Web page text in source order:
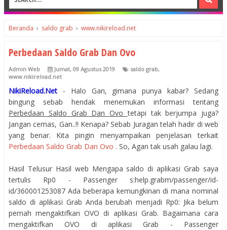
Beranda › saldo grab › www.nikireload.net
Perbedaan Saldo Grab Dan Ovo
Admin Web Jumat, 09 Agustus 2019 saldo grab,
www.nikireload.net
NikiReload.Net - Halo Gan, gimana punya kabar? Sedang
bingung sebab hendak menemukan informasi tentang
Perbedaan Saldo Grab Dan Ovotetapi tak berjumpa juga?
Jangan cemas, Gan..!! Kenapa? Sebab Juragan telah hadir di web
yang benar. Kita pingin menyampaikan penjelasan terkait
Perbedaan Saldo Grab Dan Ovo . So, Agan tak usah galau lagi.
Hasil Telusur Hasil web Mengapa saldo di aplikasi Grab saya
tertulis Rp0 - Passenger s:help.grabm/passenger/id-
id/360001253087 Ada beberapa kemungkinan di mana nominal
saldo di aplikasi Grab Anda berubah menjadi Rp0: Jika belum
pernah mengaktifkan OVO di aplikasi Grab. Bagaimana cara
mengaktifkan OVO di aplikasi Grab - Passenger